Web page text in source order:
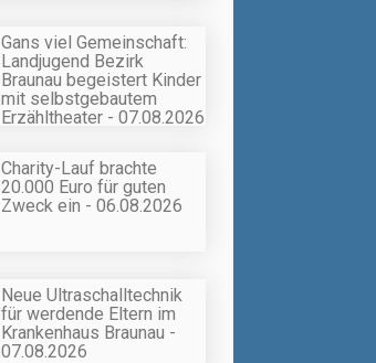
Gans viel Gemeinschaft:
Landjugend Bezirk
Braunau begeistert Kinder
mit selbstgebautem
Erzähltheater - 07.08.2026
Charity-Lauf brachte
20.000 Euro für guten
Zweck ein - 06.08.2026
Neue Ultraschalltechnik
für werdende Eltern im
Krankenhaus Braunau -
07.08.2026